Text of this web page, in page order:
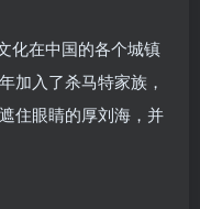
化在中国的各个城镇
加入了杀马特家族，
住眼睛的厚刘海，并